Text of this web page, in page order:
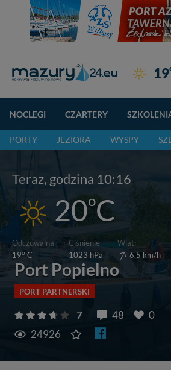
19
NOCLEGI CZARTERY
PORTY JEZIORA WYSPY
Teraz, godzina 10:16
20oC
Odczuwalna
19o C
Ciśnienie
1023 hPa
Wiatr
6.5 km/h
Port Popielno
PORT PARTNERSKI
7 48
0
24926